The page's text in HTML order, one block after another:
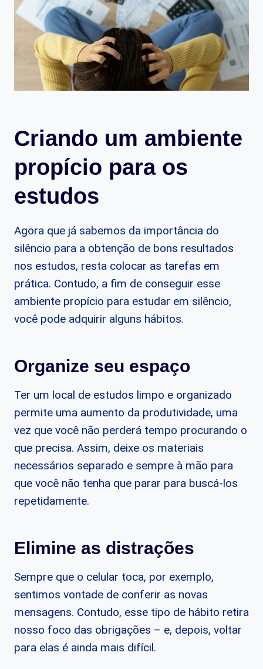
Criando um ambiente
propício para os
estudos
Agora que já sabemos da importância do
silêncio para a obtenção de bons resultados
nos estudos, resta colocar as tarefas em
prática. Contudo, a fim de conseguir esse
ambiente propício para estudar em silêncio,
você pode adquirir alguns hábitos.
Organize seu espaço
Ter um local de estudos limpo e organizado
permite uma aumento da produtividade, uma
vez que você não perderá tempo procurando o
que precisa. Assim, deixe os materiais
necessários separado e sempre à mão para
que você não tenha que parar para buscá-los
repetidamente.
Elimine as distrações
Sempre que o celular toca, por exemplo,
sentimos vontade de conferir as novas
mensagens. Contudo, esse tipo de hábito retira
nosso foco das obrigações – e, depois, voltar
para elas é ainda mais difícil.